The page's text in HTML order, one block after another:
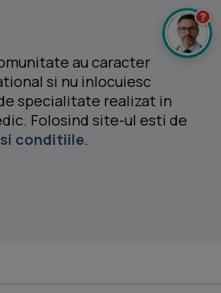
au caracter
si nu inlocuiesc
specialitate realizat in
Folosind site-ul esti de
conditiile.
?